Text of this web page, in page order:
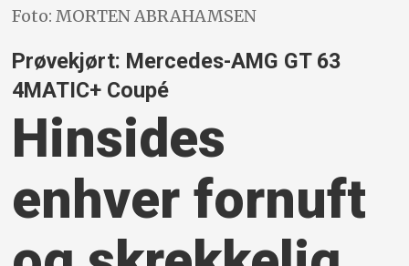
Foto: MORTEN ABRAHAMSEN
Prøvekjørt: Mercedes-AMG GT 63
4MATIC+ Coupé
Hinsides
enhver fornuft